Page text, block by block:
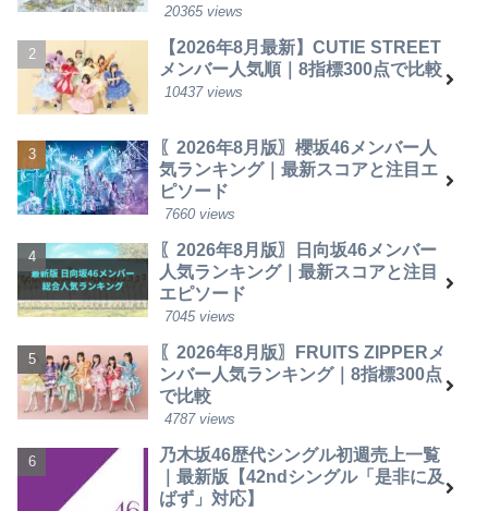
20365 views
【2026年8月最新】CUTIE STREET
メンバー人気順｜8指標300点で比較
10437 views
〖2026年8月版〗櫻坂46メンバー人
気ランキング｜最新スコアと注目エ
ピソード
7660 views
〖2026年8月版〗日向坂46メンバー
人気ランキング｜最新スコアと注目
エピソード
7045 views
〖2026年8月版〗FRUITS ZIPPERメ
ンバー人気ランキング｜8指標300点
で比較
4787 views
乃木坂46歴代シングル初週売上一覧
｜最新版【42ndシングル「是非に及
ばず」対応】